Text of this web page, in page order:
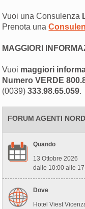
Vuoi una Consulenza
Prenota una
MAGGIORI
Vuoi maggiori
Numero VERDE
(0039)333.98.65.059.
FORUM AGENTI
Quando
13 Ottobre 2026
dalle 10:00 alle
Dove
Hotel Viest